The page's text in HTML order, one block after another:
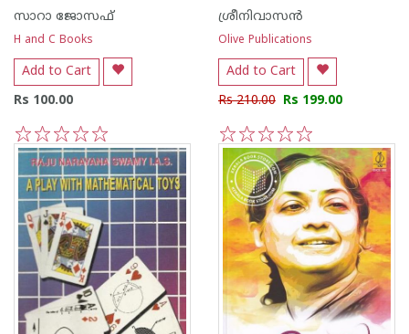
സാറാ ജോസഫ്
H and C Books
Add to Cart
Rs 100.00
5
4
3
2
1
ശ്രീനിവാസന്‍
Olive Publications
Add to Cart
Rs 210.00 Rs 199.00
5
4
3
2
1